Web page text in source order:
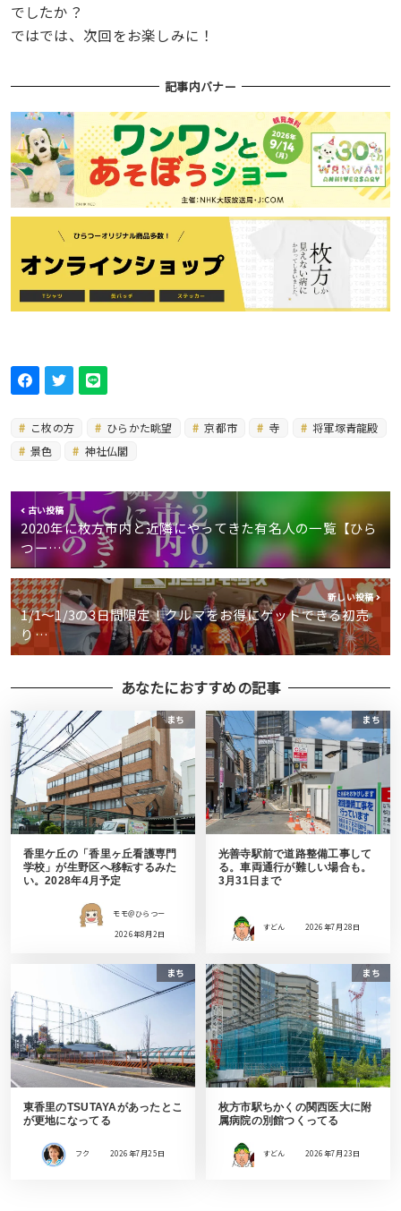
でしたか？
ではでは、次回をお楽しみに！
記事内バナー
こ枚の方 ひらかた眺望 京都市 寺
将軍塚青龍殿
景色
神社仏閣
古い投稿
2020年に枚方市内と近隣にやってきた有名人の一覧【ひら
つー…
新しい投稿
1/1〜1/3の3日間限定！クルマをお得にゲットできる初売
り…
あなたにおすすめの記事
まち
香里ケ丘の「香里ヶ丘看護専門
学校」が生野区へ移転するみた
い。2028年4月予定
モモ＠ひらつー
2026年8月2日
まち
光善寺駅前で道路整備工事して
る。車両通行が難しい場合も。
3月31日まで
すどん 2026年7月28日
まち
東香里のTSUTAYAがあったとこ
が更地になってる
フク 2026年7月25日
まち
枚方市駅ちかくの関西医大に附
属病院の別館つくってる
すどん 2026年7月23日